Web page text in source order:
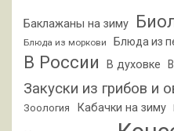
Баклажаны на зиму
Блюда из моркови Блюда из
В России В духовке
Закуски из грибов и
Зоология Кабачки на зиму